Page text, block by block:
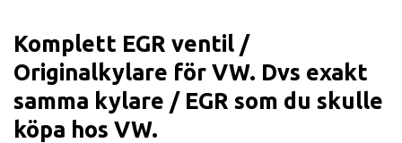
Komplett EGR ventil /
Originalkylare för VW. Dvs exakt
samma kylare / EGR som du skulle
köpa hos VW.